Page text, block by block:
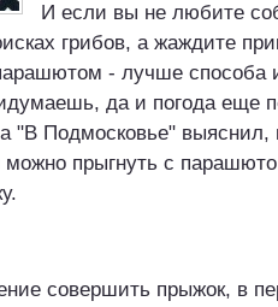
И если вы не любите
грибов, а жаждите
- лучше способа
да и погода еще
"В Подмосковье" выяснил,
прыгнуть с
совершить прыжок, в